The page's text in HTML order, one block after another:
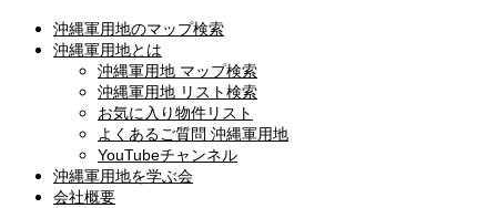
沖縄軍用地のマップ検索
沖縄軍用地とは
沖縄軍用地 マップ検索
沖縄軍用地 リスト検索
お気に入り物件リスト
よくあるご質問 沖縄軍用地
YouTubeチャンネル
沖縄軍用地を学ぶ会
会社概要